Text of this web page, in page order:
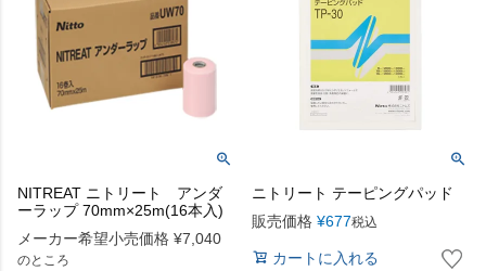
NITREAT ニトリート アンダ
ーラップ 70mm×25m(16本入)
メーカー希望小売価格 ¥7,040
のところ
ニトリート テーピングパッド
販売価格 ¥677税込
カートに入れる